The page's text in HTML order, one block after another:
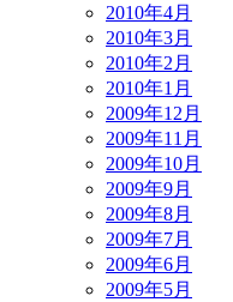
2010年4月
2010年3月
2010年2月
2010年1月
2009年12月
2009年11月
2009年10月
2009年9月
2009年8月
2009年7月
2009年6月
2009年5月